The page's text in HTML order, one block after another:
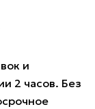
и
2 часов. Без